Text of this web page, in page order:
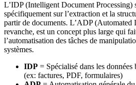
L’IDP (Intelligent Document Processing)
spécifiquement sur l’extraction et la
partir de documents. L’ADP (Automated
revanche, est un concept plus large qui
l’automatisation des tâches de
systèmes.
IDP = Spécialisé dans les données
(ex: factures, PDF, formulaires)